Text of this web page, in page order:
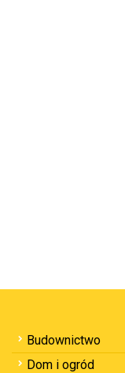
Budownictwo
Dom i ogród